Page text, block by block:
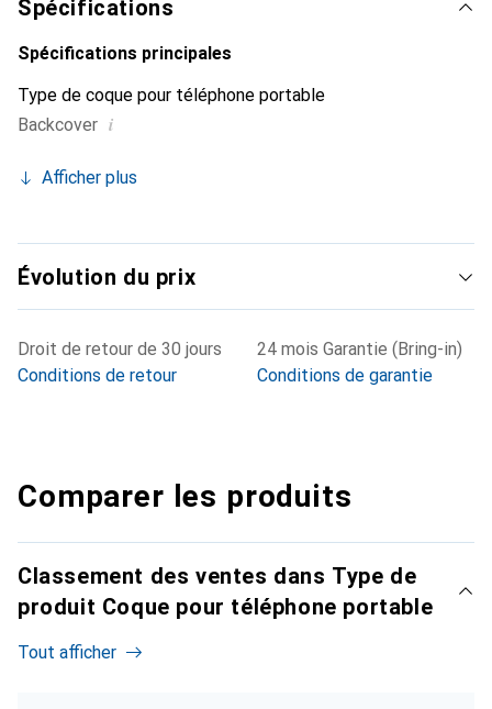
Spécifications
Spécifications principales
Type de coque pour téléphone portable
Backcover i
Afficher plus
Évolution du prix
Droit de retour de 30 jours
Conditions de retour
24 mois Garantie (Bring-in)
Conditions de garantie
Comparer les produits
Classement des ventes dans Type de
produit Coque pour téléphone portable
Tout afficher